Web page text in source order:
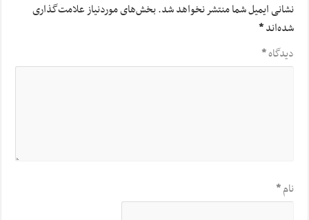
نشانی ایمیل شما منتشر نخواهد شد.بخش‌های موردنیاز علامت‌گذاری
شده‌اند*
دیدگاه*
نام*